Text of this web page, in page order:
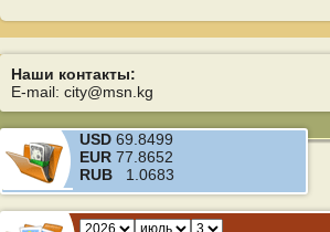
Наши контакты:
E-mail: city@msn.kg
USD 69.8499
EUR 77.8652
RUB 1.0683